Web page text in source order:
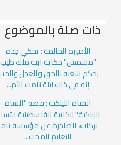
ذات صلة بالموضوع
الأميرة الحالمة : تحكي جدة
"مشمش" حكاية ابنة ملك طيب
يحكم شعبه بالحق والعدل
إنه في ذات ليلة نامت الأم...
الفتاة الليلكية : قصة "الفتاة
الليلكية" للكاتبة الفلسطينية
بركات، الصادرة عن مؤسسة
للتعليم المجت...